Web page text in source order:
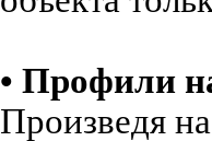
• Профили
Произведя